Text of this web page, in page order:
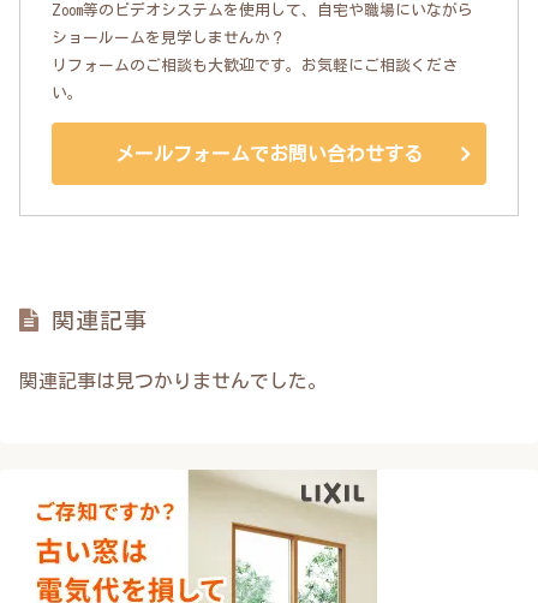
Zoom等のビデオシステムを使用して、自宅や職場にいながら
ショールームを見学しませんか？
リフォームのご相談も大歓迎です。お気軽にご相談くださ
い。
メールフォームでお問い合わせする
関連記事
関連記事は見つかりませんでした。